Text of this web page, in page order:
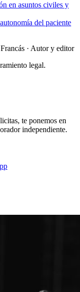
en asuntos civiles y
del paciente
· Autor y editor
legal.
te ponemos en
independiente.